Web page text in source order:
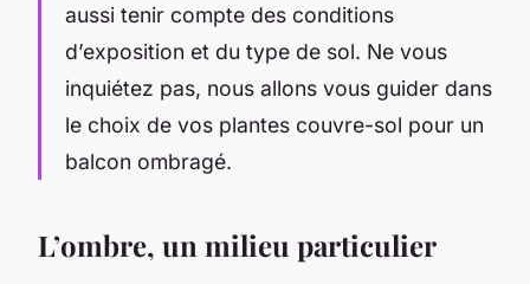
aussi tenir compte des conditions
d’exposition et du type de sol. Ne vous
inquiétez pas, nous allons vous guider dans
le choix de vos plantes couvre-sol pour un
balcon ombragé.
L’ombre, un milieu particulier